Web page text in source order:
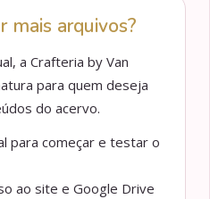
mais arquivos?
a Crafteria by Van
para quem deseja
do acervo.
para começar e testar o
ao site e Google Drive